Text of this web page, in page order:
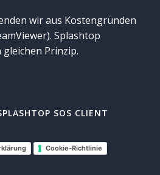
wir aus Kostengründen
Splashtop
Prinzip.
SOS CLIENT
Cookie-Richtlinie